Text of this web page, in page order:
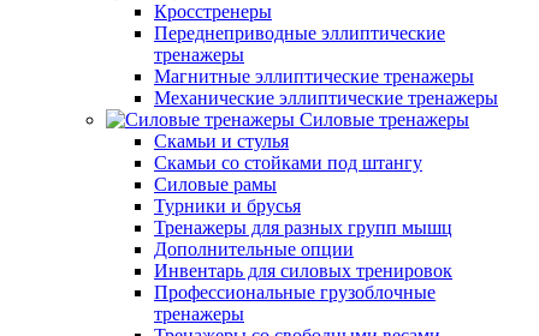
Кросстренеры
Переднеприводные эллиптические
тренажеры
Магнитные эллиптические тренажеры
Механические эллиптические тренажеры
Силовые тренажеры
Скамьи и стулья
Скамьи со стойками под штангу
Силовые рамы
Турники и брусья
Тренажеры для разных групп мышц
Дополнительные опции
Инвентарь для силовых тренировок
Профессиональные грузоблочные
тренажеры